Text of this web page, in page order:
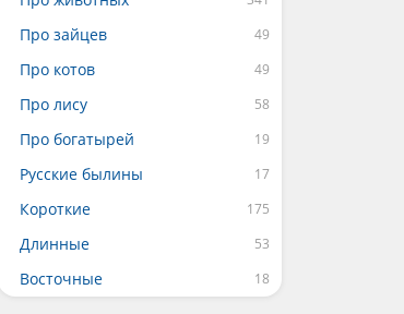
Про зайцев
Про котов
Про лису
Про богатырей
Русские былины
Короткие
Длинные
Восточные